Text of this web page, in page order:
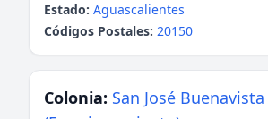
Estado: Aguascalientes
Códigos Postales: 20150
Colonia: San José Buenavista